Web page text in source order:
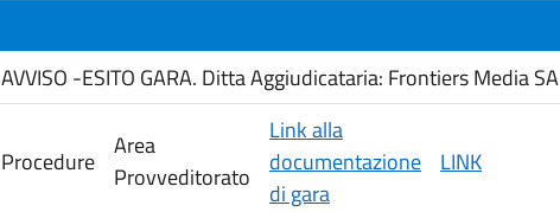
AVVISO -ESITO GARA. Ditta Aggiudicataria: Frontiers Media SA
Procedure
Area
Provveditorato
Link alla
documentazione
di gara
LINK